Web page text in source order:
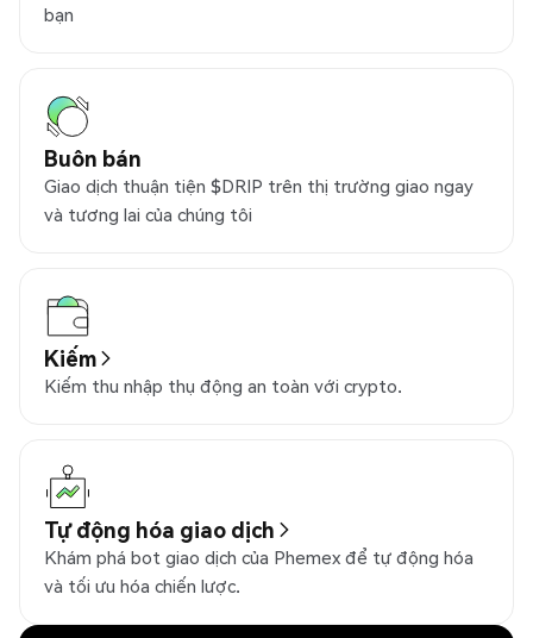
bạn
Buôn bán
Giao dịch thuận tiện $DRIP trên thị trường giao ngay
và tương lai của chúng tôi
Kiếm
Kiếm thu nhập thụ động an toàn với crypto.
Tự động hóa giao dịch
Khám phá bot giao dịch của Phemex để tự động hóa
và tối ưu hóa chiến lược.